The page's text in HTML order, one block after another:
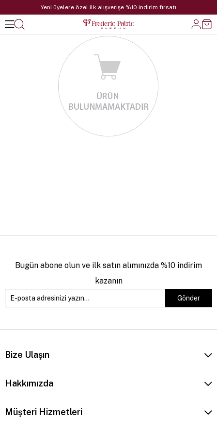
Yeni üyelere özel ilk alışverişe %10 indirim fırsatı
Bugün abone olun ve ilk satın alımınızda %10 indirim
kazanın
Gönder
Bize Ulaşın
Hakkımızda
Müşteri Hizmetleri